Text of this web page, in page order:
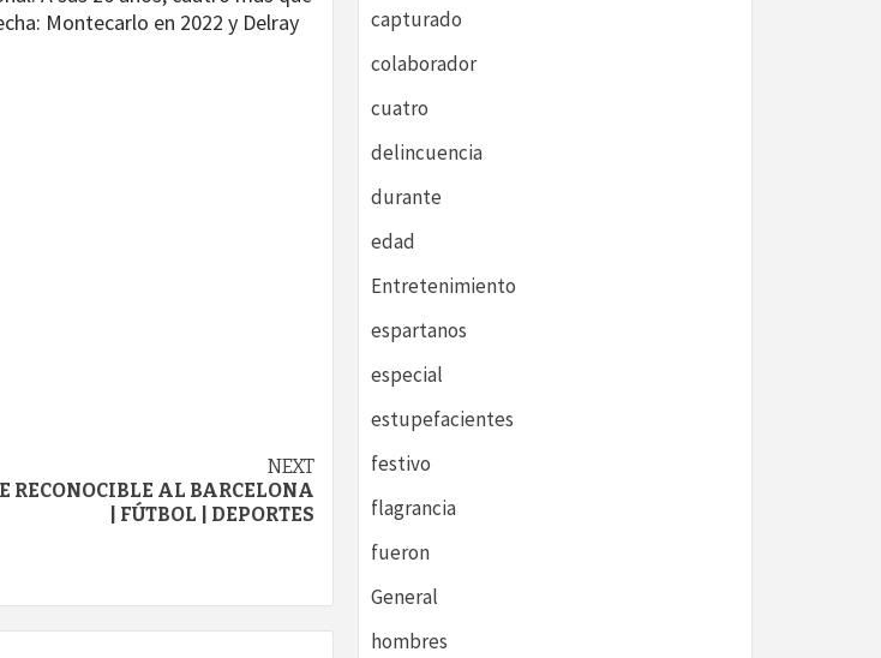
Montecarlo en 2022 y Delray
NEXT
RECONOCIBLE AL BARCELONA
| FÚTBOL | DEPORTES
capturado
colaborador
cuatro
delincuencia
durante
edad
Entretenimiento
espartanos
especial
estupefacientes
festivo
flagrancia
fueron
General
hombres